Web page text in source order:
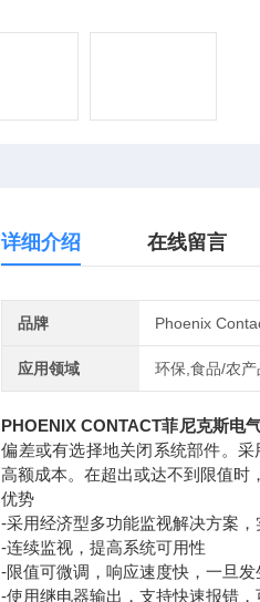
详细介绍 在线留言
品牌 Phoenix
应用领域 环保,食品/农
PHOENIX CONTACT菲尼克斯电
偏差或有选择地关闭系统部件。
高额成本。在超出或达不到限值时
优势
-采用经济型多功能监视解决方案
-连续监视，提高系统可用性
-限值可微调，响应速度快，一旦发
-使用继电器输出，支持快速报错